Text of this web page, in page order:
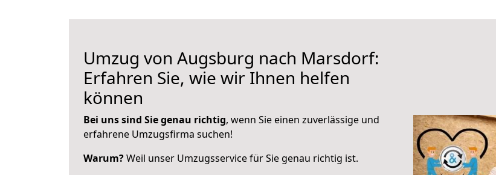
Umzug von Augsburg nach Marsdorf:
Erfahren Sie, wie wir Ihnen helfen
können
Bei uns sind Sie genau richtig, wenn Sie einen zuverlässige und
erfahrene Umzugsfirma suchen!
Warum?Weil unser Umzugsservice für Sie genau richtig ist.